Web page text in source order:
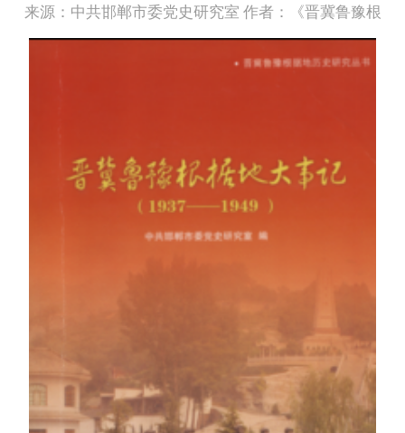
来源：中共邯郸市委党史研究室 作者：《晋冀鲁豫根
据地大事记》(1937——1949) 时间： 2015-11-03